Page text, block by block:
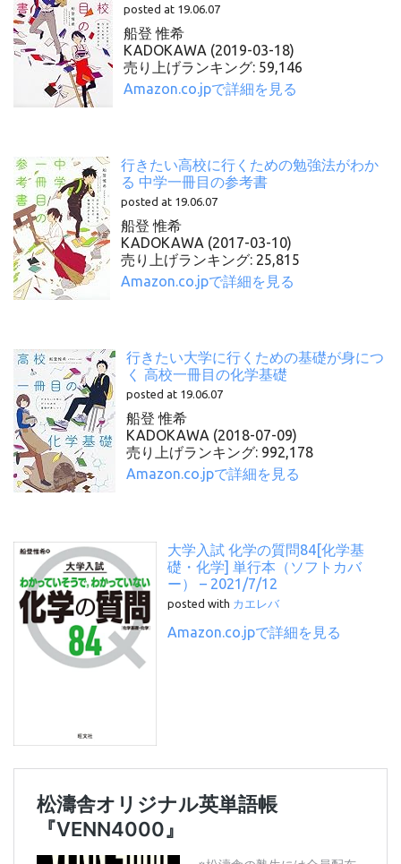
posted at 19.06.07
船登 惟希
KADOKAWA (2019-03-18)
売り上げランキング: 59,146
Amazon.co.jpで詳細を見る
行きたい高校に行くための勉強法がわか
る 中学一冊目の参考書
posted at 19.06.07
船登 惟希
KADOKAWA (2017-03-10)
売り上げランキング: 25,815
Amazon.co.jpで詳細を見る
行きたい大学に行くための基礎が身につ
く 高校一冊目の化学基礎
posted at 19.06.07
船登 惟希
KADOKAWA (2018-07-09)
売り上げランキング: 992,178
Amazon.co.jpで詳細を見る
大学入試 化学の質問84[化学基
礎・化学] 単行本（ソフトカバ
ー） – 2021/7/12
posted with カエレバ
Amazon.co.jpで詳細を見る